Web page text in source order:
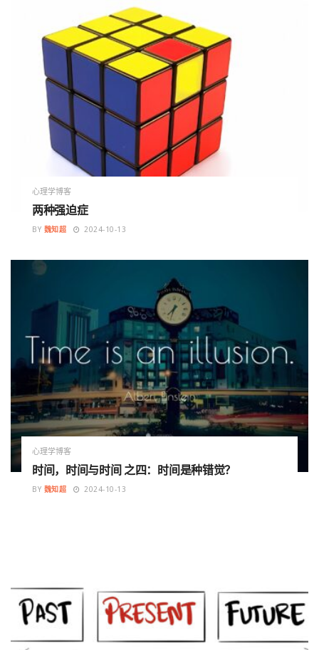
心理学博客
两种强迫症
BY 魏知超 2024-10-13
心理学博客
时间，时间与时间 之四：时间是种错觉？
BY 魏知超 2024-10-13